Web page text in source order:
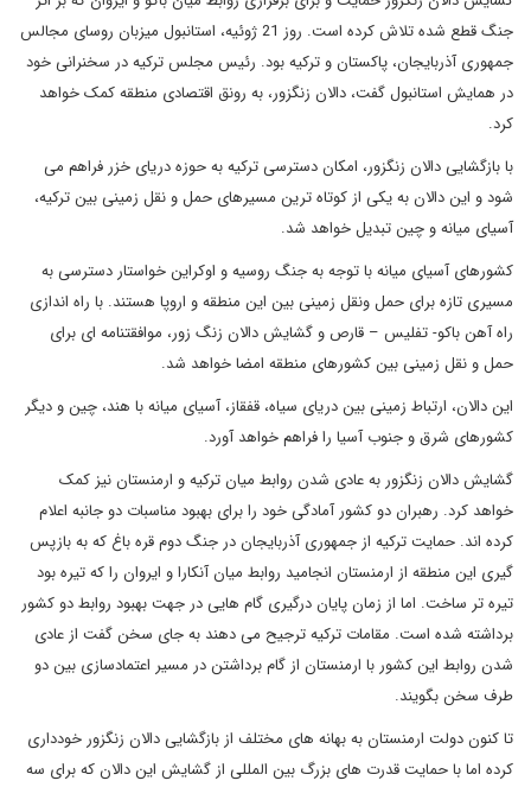
جنگ قطع شده تلاش کرده است. روز 21 ژوئیه، استانبول میزبان روسای مجالس
جمهوری آذربایجان، پاکستان و ترکیه بود. رئیس مجلس ترکیه در سخنرانی خود
در همایش استانبول گفت، دالان زنگزور، به رونق اقتصادی منطقه کمک خواهد
کرد.
با بازگشایی دالان زنگزور، امکان دسترسی ترکیه به حوزه دریای خزر فراهم می
شود و این دالان به یکی از کوتاه ترین مسیرهای حمل و نقل زمینی بین ترکیه،
آسیای میانه و چین تبدیل خواهد شد.
کشورهای آسیای میانه با توجه به جنگ روسیه و اوکراین خواستار دسترسی به
مسیری تازه برای حمل ونقل زمینی بین این منطقه و اروپا هستند. با راه اندازی
راه آهن باکو- تفلیس – قارص و گشایش دالان زنگ زور، موافقتنامه ای برای
حمل و نقل زمینی بین کشورهای منطقه امضا خواهد شد.
این دالان، ارتباط زمینی بین دریای سیاه، قفقاز، آسیای میانه با هند، چین و دیگر
کشورهای شرق و جنوب آسیا را فراهم خواهد آورد.
گشایش دالان زنگزور به عادی شدن روابط میان ترکیه و ارمنستان نیز کمک
خواهد کرد. رهبران دو کشور آمادگی خود را برای بهبود مناسبات دو جانبه اعلام
کرده اند. حمایت ترکیه از جمهوری آذربایجان در جنگ دوم قره باغ که به بازپس
گیری این منطقه از ارمنستان انجامید روابط میان آنکارا و ایروان را که تیره بود
تیره تر ساخت. اما از زمان پایان درگیری گام هایی در جهت بهبود روابط دو کشور
برداشته شده است. مقامات ترکیه ترجیح می دهند به جای سخن گفت از عادی
شدن روابط این کشور با ارمنستان از گام برداشتن در مسیر اعتمادسازی بین دو
طرف سخن بگویند.
تا کنون دولت ارمنستان به بهانه های مختلف از بازگشایی دالان زنگزور خودداری
کرده اما با حمایت قدرت های بزرگ بین المللی از گشایش این دالان که برای سه